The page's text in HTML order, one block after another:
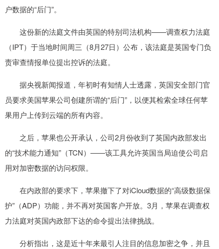
户数据的“后门”。
这份新的法庭文件由英国的特别司法机构——调查权力法庭
（IPT）于当地时间周三（8月27日）公布，该法庭是英国专门负
责审查情报单位提出控诉的法庭。
据央视新闻报道，年初时有知情人士透露，英国安全部门官
员要求美国苹果公司创建所谓的“后门”，以便其检索全球任何苹
果用户上传到云端的所有内容。
之后，苹果也公开承认，公司2月份收到了英国内政部发出
的“技术能力通知”（TCN）——该工具允许英国当局迫使公司启
用对加密数据的访问权限。
在内政部的要求下，苹果撤下了对iCloud数据的“高级数据保
护”（ADP）功能，并不再对英国客户开放。3月，苹果在调查权
力法庭对英国内政部下达的命令提出法律挑战。
分析指出，这是近十年来最引人注目的信息加密之争，并且